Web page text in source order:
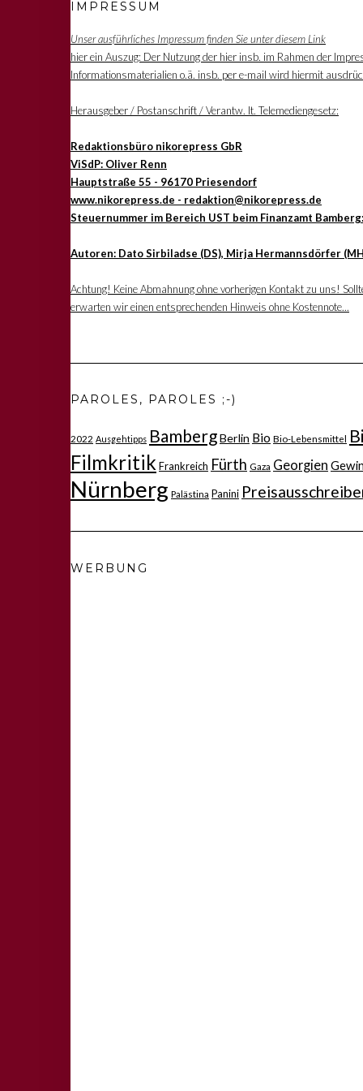
IMPRESSUM
Unser ausführliches Impressum finden Sie unter diesem Link
hier ein Auszug: Der Nutzung der hier insb. im Rahmen der
Informationsmaterialien o.ä. insb. per e-mail wird hiermit
Herausgeber / Postanschrift / Verantw. lt. Telemediengesetz:
Redaktionsbüro nikorepress GbR
ViSdP: Oliver Renn
Hauptstraße 55 - 96170 Priesendorf
www.nikorepress.de - redaktion@nikorepress.de
Steuernummer im Bereich UST beim Finanzamt
Autoren: Dato Sirbiladse (DS), Mirja Hermannsdörfer
Achtung! Keine Abmahnung ohne vorherigen Kontakt zu uns!
erwarten wir einen entsprechenden Hinweis ohne Kostennote...
PAROLES, PAROLES ;-)
2022 Ausgehtipps BambergBerlin Bio Bio-Lebensmittel
Filmkritik Frankreich Fürth Gaza Georgien
Nürnberg Palästina Panini
WERBUNG